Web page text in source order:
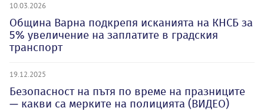
10.03.2026
Община Варна подкрепя исканията на КНСБ за
5% увеличение на заплатите в градския
транспорт
19.12.2025
Безопасност на пътя по време на празниците
— какви са мерките на полицията (ВИДЕО)